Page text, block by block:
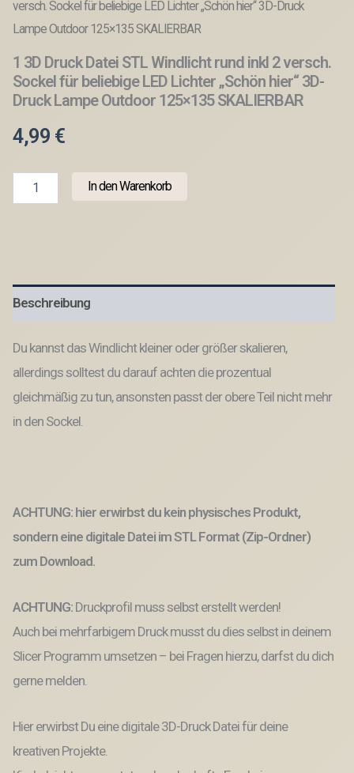
versch. Sockel für beliebige LED Lichter „Schön hier“ 3D-Druck
Lampe Outdoor 125×135 SKALIERBAR
1 3D Druck Datei STL Windlicht rund inkl 2 versch.
Sockel für beliebige LED Lichter „Schön hier“ 3D-
Druck Lampe Outdoor 125×135 SKALIERBAR
4,99 €
inkl
2
für
beliebige
Lichter
"Schön
125x135
Menge
In den Warenkorb
Beschreibung
Du kannst das Windlicht kleiner oder größer skalieren,
allerdings solltest du darauf achten die prozentual
gleichmäßig zu tun, ansonsten passt der obere Teil nicht mehr
in den Sockel.
ACHTUNG: hier erwirbst du kein physisches Produkt,
sondern eine digitale Datei im STL Format (Zip-Ordner)
zum Download.
ACHTUNG: Druckprofil muss selbst erstellt werden!
Auch bei mehrfarbigem Druck musst du dies selbst in deinem
Slicer Programm umsetzen – bei Fragen hierzu, darfst du dich
gerne melden.
Hier erwirbst Du eine digitale 3D-Druck Datei für deine
kreativen Projekte.